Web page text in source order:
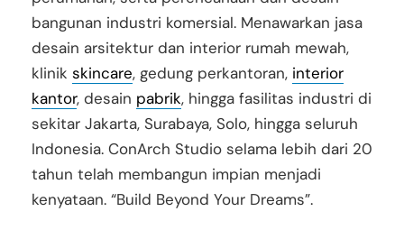
bangunan industri komersial. Menawarkan jasa
desain arsitektur dan interior rumah mewah,
klinik skincare, gedung perkantoran, interior
kantor, desain pabrik, hingga fasilitas industri di
sekitar Jakarta, Surabaya, Solo, hingga seluruh
Indonesia. ConArch Studio selama lebih dari 20
tahun telah membangun impian menjadi
kenyataan. “Build Beyond Your Dreams”.